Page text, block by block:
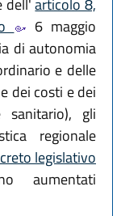
dell'articolo 8,
6 maggio
di autonomia
e delle
dei costi e dei
sanitario), gli
regionale
legislativo
aumentati